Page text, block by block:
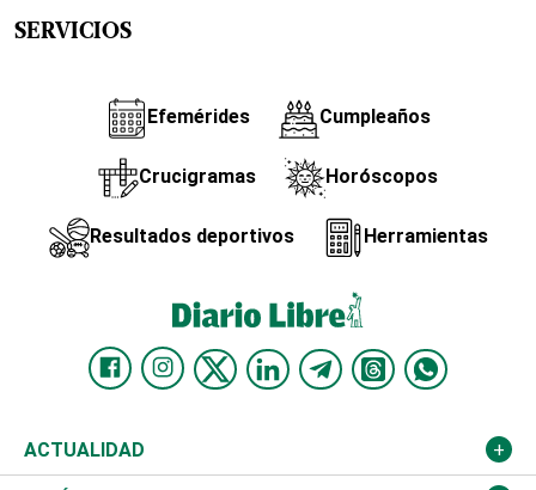
SERVICIOS
Efemérides Cumpleaños
Crucigramas Horóscopos
Resultados deportivos Herramientas
ACTUALIDAD